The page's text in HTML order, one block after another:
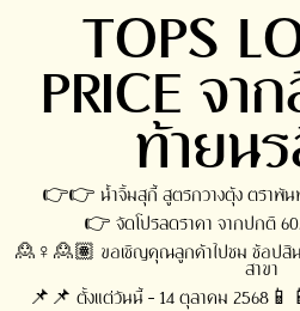
TOPS
PRICE จา
ท้ายน
👉👉 น้ำจิ้มสุกี้ สูตรกวางตุ้ง ตราพัน
👉 จัดโปรลดราคา จากปกติ
🙎♀️🙎🏽 ขอเชิญคุณลูกค้าไปชม ช้อปสิน
สาขา
📌📌 ตั้งแต่วันนี้ – 14 ตุลาคม